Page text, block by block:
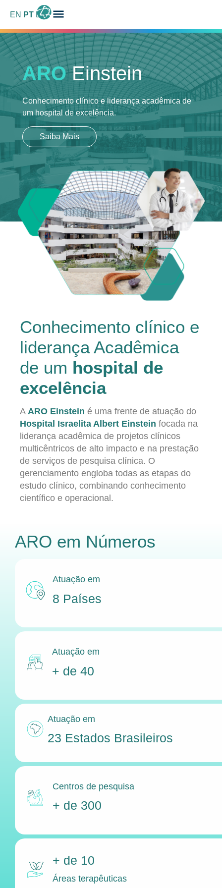
EN PT ES
ARO Einstein
Conhecimento clínico e liderança acadêmica de
um hospital de excelência.
Saiba Mais
Conhecimento clínico e
liderança Acadêmica
de um hospital de
excelência
A ARO Einstein é uma frente de atuação do
Hospital Israelita Albert Einstein focada na
liderança acadêmica de projetos clínicos
multicêntricos de alto impacto e na prestação
de serviços de pesquisa clínica. O
gerenciamento engloba todas as etapas do
estudo clínico, combinando conhecimento
científico e operacional.
ARO em Números
Atuação em
8 Países
Atuação em
+ de 40
Atuação em
23 Estados Brasileiros
Centros de pesquisa
+ de 300
+ de 10
Áreas terapêuticas